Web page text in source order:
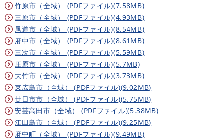
竹原市（全域） (PDFファイル)(7.58MB)
三原市（全域） (PDFファイル)(4.93MB)
尾道市（全域） (PDFファイル)(8.54MB)
府中市（全域） (PDFファイル)(8.61MB)
三次市（全域） (PDFファイル)(5.59MB)
庄原市（全域） (PDFファイル)(5.7MB)
大竹市（全域） (PDFファイル)(3.73MB)
東広島市（全域） (PDFファイル)(9.02MB)
廿日市市（全域） (PDFファイル)(5.75MB)
安芸高田市（全域） (PDFファイル)(5.38MB)
江田島市（全域） (PDFファイル)(9.25MB)
府中町（全域） (PDFファイル)(9.49MB)